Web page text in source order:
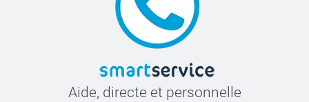
Aide, directe et personnelle